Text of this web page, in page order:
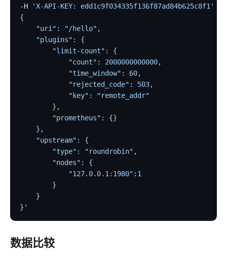
-H
'X-API-KEY: edd1c9f034335f136f87ad84b625c8f1'
{
    "uri": "/hello",
    "plugins": {
        "limit-count": {
            "count": 2000000000000,
            "time_window": 60,
            "rejected_code": 503,
            "key": "remote_addr"
        },
        "prometheus": {}
    },
    "upstream": {
        "type": "roundrobin",
        "nodes": {
            "127.0.0.1:1980":1
        }
    }
}'
数据比较